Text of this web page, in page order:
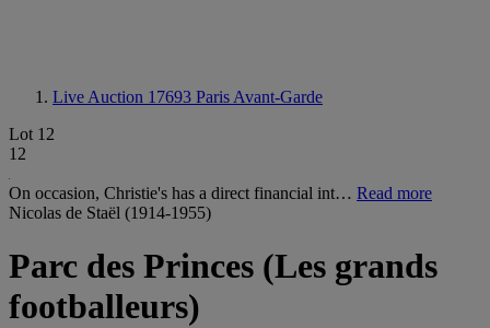
Live Auction 17693 Paris Avant-Garde
Lot 12
12
On occasion, Christie's has a direct financial int… Read more
Nicolas de Staël (1914-1955)
Parc des Princes (Les grands
footballeurs)